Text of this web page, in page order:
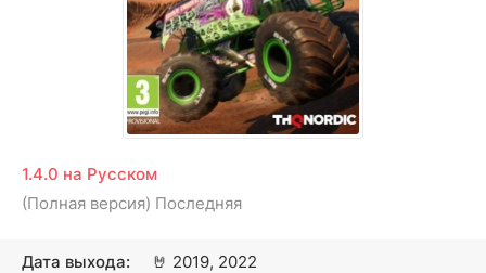
1.4.0 на Русском
(Полная версия) Последняя
🤘
Дата выхода: 2019, 2022